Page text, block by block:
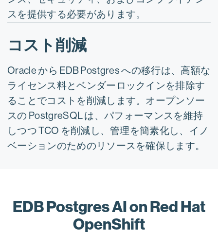
スを提供する必要があります。
コスト削減
Oracle から EDB Postgres への移行は、高額な
ライセンス料とベンダーロックインを排除す
ることでコストを削減します。オープンソー
スの PostgreSQL は、パフォーマンスを維持
しつつ TCO を削減し、管理を簡素化し、イノ
ベーションのためのリソースを確保します。
EDB Postgres AI on Red Hat
OpenShift